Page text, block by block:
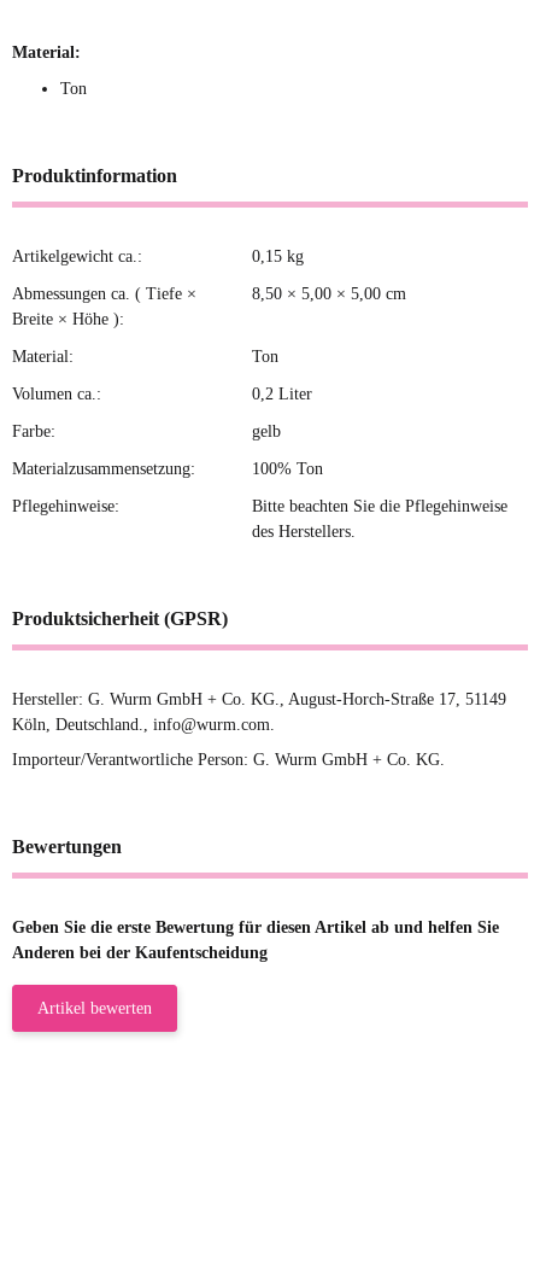
Material:
Ton
Produktinformation
Produkteigenschaft
Wert
Artikelgewicht ca.: 0,15 kg
Abmessungen ca. ( Tiefe ×
Breite × Höhe ):
8,50 × 5,00 × 5,00 cm
Material: Ton
Volumen ca.: 0,2 Liter
Farbe: gelb
Materialzusammensetzung: 100% Ton
Pflegehinweise:
Bitte beachten Sie die Pflegehinweise
des Herstellers.
Produktsicherheit (GPSR)
Hersteller: G. Wurm GmbH + Co. KG., August-Horch-Straße 17, 51149
Köln, Deutschland., info@wurm.com.
Importeur/Verantwortliche Person: G. Wurm GmbH + Co. KG.
Bewertungen
Geben Sie die erste Bewertung für diesen Artikel ab und helfen Sie
Anderen bei der Kaufentscheidung
Artikel bewerten